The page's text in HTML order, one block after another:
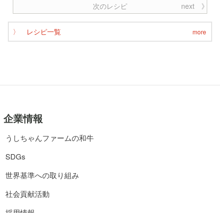
次のレシピ
レシピ一覧
企業情報
うしちゃんファームの和牛
SDGs
世界基準への取り組み
社会貢献活動